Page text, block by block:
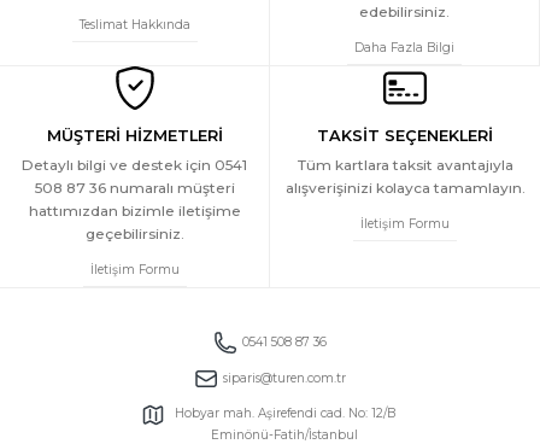
Teslimat Hakkında
edebilirsiniz.
Daha Fazla Bilgi
MÜŞTERİ HİZMETLERİ
Detaylı bilgi ve destek için 0541
508 87 36 numaralı müşteri
hattımızdan bizimle iletişime
geçebilirsiniz.
İletişim Formu
TAKSİT SEÇENEKLERİ
Tüm kartlara taksit avantajıyla
alışverişinizi kolayca tamamlayın.
İletişim Formu
0541 508 87 36
siparis@turen.com.tr
Hobyar mah. Aşirefendi cad. No: 12/B
Eminönü-Fatih/İstanbul